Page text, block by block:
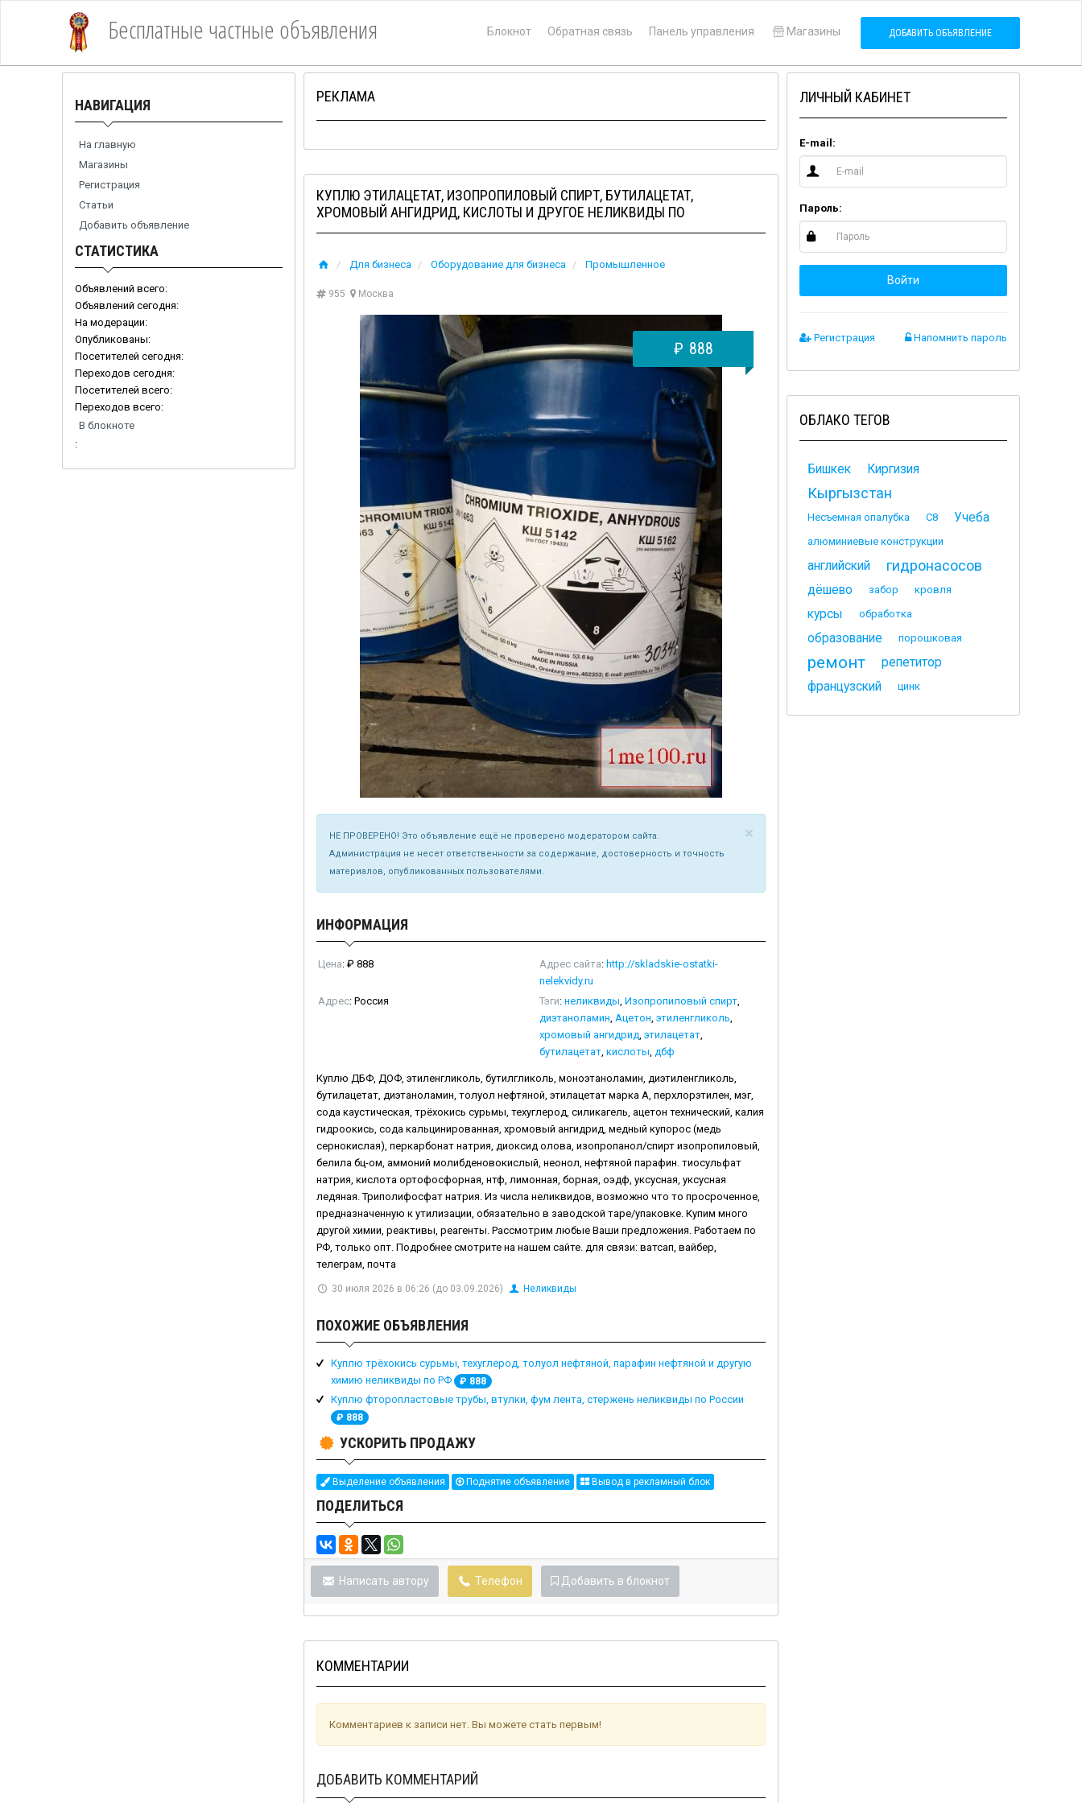
Бесплатные частные объявления
1Место
Блокнот Обратная связь Панель управления Магазины ДОБАВИТЬ ОБЪЯВЛЕНИЕ
НАВИГАЦИЯ
На главную
Магазины
Регистрация
Статьи
Добавить объявление
СТАТИСТИКА
Объявлений всего:
Объявлений сегодня:
На модерации:
Опубликованы:
Посетителей сегодня:
Переходов сегодня:
Посетителей всего:
Переходов всего:
В блокноте
:
РЕКЛАМА
КУПЛЮ ЭТИЛАЦЕТАТ, ИЗОПРОПИЛОВЫЙ СПИРТ, БУТИЛАЦЕТАТ,
ХРОМОВЫЙ АНГИДРИД, КИСЛОТЫ И ДРУГОЕ НЕЛИКВИДЫ ПО
Для бизнеса Оборудование для бизнеса Промышленное
955 Москва
₽ 888
×
НЕ ПРОВЕРЕНО! Это объявление ещё не проверено модератором сайта.
Администрация не несет ответственности за содержание, достоверность и точность
материалов, опубликованных пользователями.
ИНФОРМАЦИЯ
Цена: ₽ 888 Адрес сайта: http://skladskie-ostatki-
nelekvidy.ru
Адрес: Россия Тэги: неликвиды, Изопропиловый спирт,
диэтаноламин, Ацетон, этиленгликоль,
хромовый ангидрид, этилацетат,
бутилацетат, кислоты, дбф
Куплю ДБФ, ДОФ, этиленгликоль, бутилгликоль, моноэтаноламин, диэтиленгликоль,
бутилацетат, диэтаноламин, толуол нефтяной, этилацетат марка А, перхлорэтилен, мэг,
сода каустическая, трёхокись сурьмы, техуглерод, силикагель, ацетон технический, калия
гидроокись, сода кальцинированная, хромовый ангидрид, медный купорос (медь
сернокислая), перкарбонат натрия, диоксид олова, изопропанол/спирт изопропиловый,
белила бц-ом, аммоний молибденовокислый, неонол, нефтяной парафин. тиосульфат
натрия, кислота ортофосфорная, нтф, лимонная, борная, оэдф, уксусная, уксусная
ледяная. Триполифосфат натрия. Из числа неликвидов, возможно что то просроченное,
предназначенную к утилизации, обязательно в заводской таре/упаковке. Купим много
другой химии, реактивы, реагенты. Рассмотрим любые Ваши предложения. Работаем по
РФ, только опт. Подробнее смотрите на нашем сайте. для связи: ватсап, вайбер,
телеграм, почта
30 июля 2026 в 06:26 (до 03.09.2026) Неликвиды
ПОХОЖИЕ ОБЪЯВЛЕНИЯ
Куплю трёхокись сурьмы, техуглерод, толуол нефтяной, парафин нефтяной и другую
химию неликвиды по РФ
₽ 888
Куплю фторопластовые трубы, втулки, фум лента, стержень неликвиды по России
₽ 888
УСКОРИТЬ ПРОДАЖУ
Выделение объявления Поднятие объявление Вывод в рекламный блок
ПОДЕЛИТЬСЯ
Написать автору Телефон Добавить в блокнот
КОММЕНТАРИИ
Комментариев к записи нет. Вы можете стать первым!
ДОБАВИТЬ КОММЕНТАРИЙ
ЛИЧНЫЙ КАБИНЕТ
E-mail:
Пароль:
Войти
Регистрация Напомнить пароль
ОБЛАКО ТЕГОВ
Бишкек Киргизия
Кыргызстан
Несъемная опалубка С8 Учеба
алюминиевые конструкции
английский гидронасосов
дёшево забор кровля
курсы обработка
образование порошковая
ремонт
репетитор
французский
цинк